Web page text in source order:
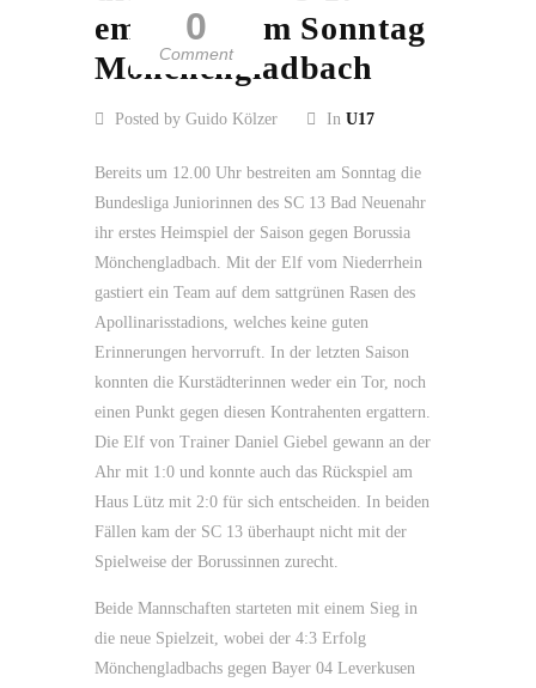
0
Comment
empfängt am Sonntag
Mönchengladbach
Posted by Guido Kölzer In U17
Bereits um 12.00 Uhr bestreiten am Sonntag die
Bundesliga Juniorinnen des SC 13 Bad Neuenahr
ihr erstes Heimspiel der Saison gegen Borussia
Mönchengladbach. Mit der Elf vom Niederrhein
gastiert ein Team auf dem sattgrünen Rasen des
Apollinarisstadions, welches keine guten
Erinnerungen hervorruft. In der letzten Saison
konnten die Kurstädterinnen weder ein Tor, noch
einen Punkt gegen diesen Kontrahenten ergattern.
Die Elf von Trainer Daniel Giebel gewann an der
Ahr mit 1:0 und konnte auch das Rückspiel am
Haus Lütz mit 2:0 für sich entscheiden. In beiden
Fällen kam der SC 13 überhaupt nicht mit der
Spielweise der Borussinnen zurecht.
Beide Mannschaften starteten mit einem Sieg in
die neue Spielzeit, wobei der 4:3 Erfolg
Mönchengladbachs gegen Bayer 04 Leverkusen